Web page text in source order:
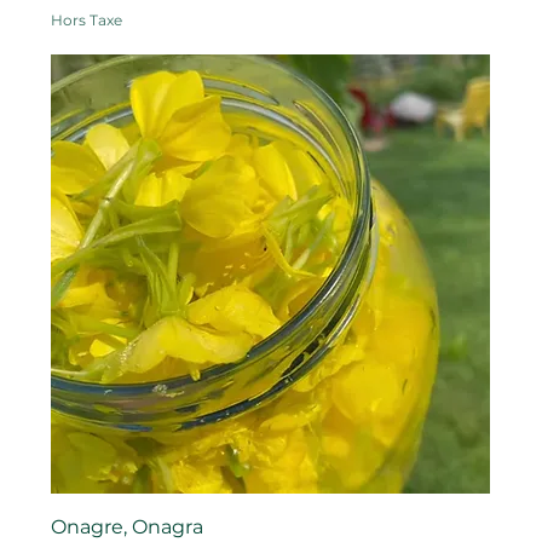
Hors Taxe
Onagre, Onagra